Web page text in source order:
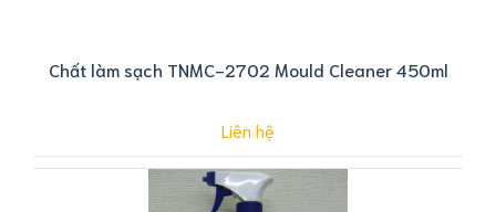
Chất làm sạch TNMC-2702 Mould Cleaner 450ml
Liên hệ